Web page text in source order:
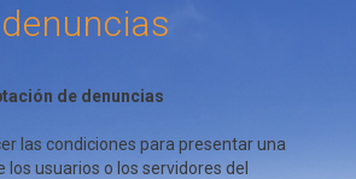
denuncias
de denuncias
las condiciones para presentar una
los usuarios o los servidores del